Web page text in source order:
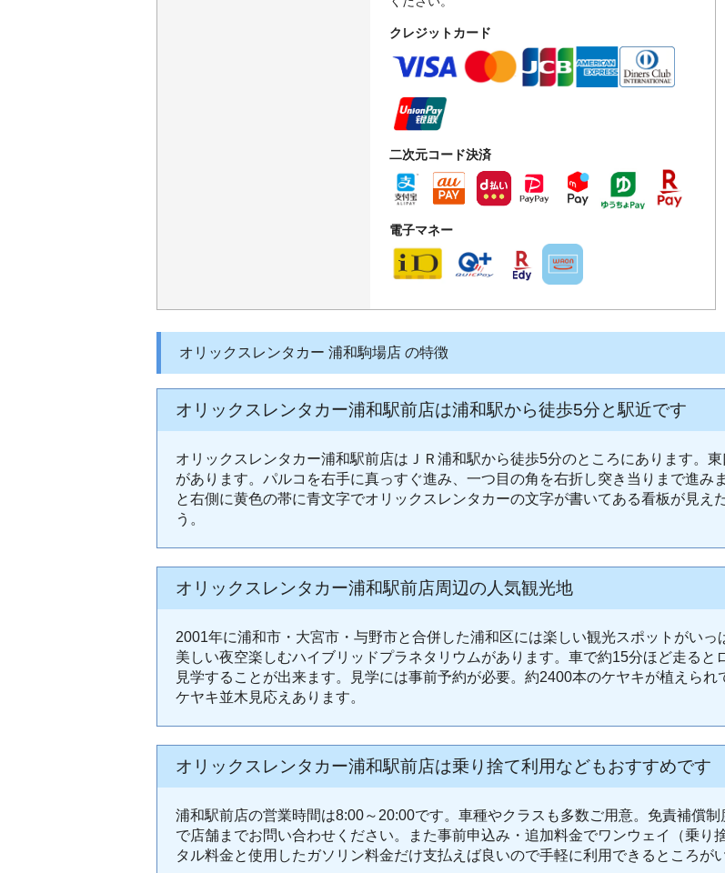
クレジットカード
二次元コード決済
電子マネー
オリックスレンタカー 浦和駒場店 の特徴
オリックスレンタカー浦和駅前店は浦和駅から徒歩5分と駅近です
オリックスレンタカー浦和駅前店はＪＲ浦和駅から徒歩5分のところにあります。
があります。パルコを右手に真っすぐ進み、一つ目の角を右折し突き当りまで進み
と右側に黄色の帯に青文字でオリックスレンタカーの文字が書いてある看板が見え
う。
オリックスレンタカー浦和駅前店周辺の人気観光地
2001年に浦和市・大宮市・与野市と合併した浦和区には楽しい観光スポットがい
美しい夜空楽しむハイブリッドプラネタリウムがあります。車で約15分ほど走る
見学することが出来ます。見学には事前予約が必要。約2400本のケヤキが植えら
ケヤキ並木見応えあります。
オリックスレンタカー浦和駅前店は乗り捨て利用などもおすすめです
浦和駅前店の営業時間は8:00～20:00です。車種やクラスも多数ご用意。免責補償
で店舗までお問い合わせください。また事前申込み・追加料金でワンウェイ（乗り
タル料金と使用したガソリン料金だけ支払えば良いので手軽に利用できるところが